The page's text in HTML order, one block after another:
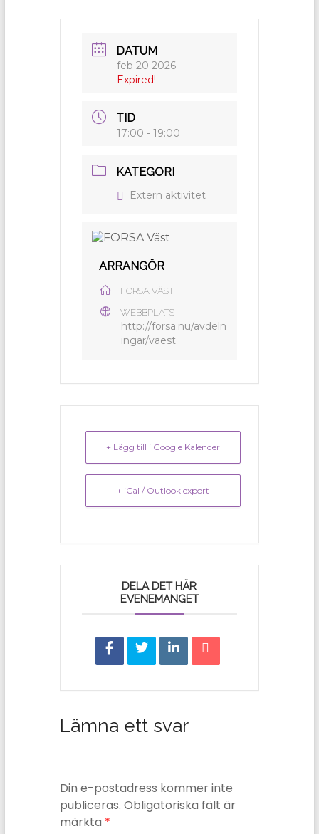
DATUM
feb 20 2026
Expired!
TID
17:00 - 19:00
KATEGORI
Extern aktivitet
ARRANGÖR
FORSA VÄST
WEBBPLATS
http://forsa.nu/avdeln
ingar/vaest
+ Lägg till i Google Kalender
+ iCal / Outlook export
DELA DET HÄR
EVENEMANGET
Lämna ett svar
Din e-postadress kommer inte
publiceras. Obligatoriska fält är
märkta *